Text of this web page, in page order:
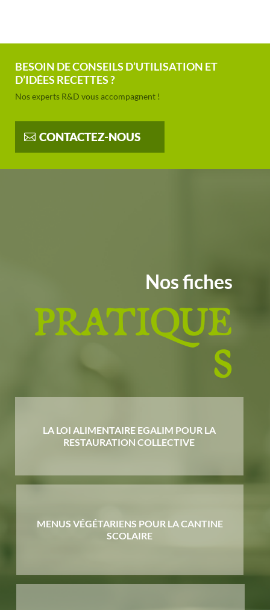
BESOIN DE CONSEILS D’UTILISATION ET
D’IDÉES RECETTES ?
Nos experts R&D vous accompagnent !
CONTACTEZ-NOUS
Nos fiches
PRATIQUE
S
LA LOI ALIMENTAIRE EGALIM POUR LA
RESTAURATION COLLECTIVE
MENUS VÉGÉTARIENS POUR LA CANTINE
SCOLAIRE